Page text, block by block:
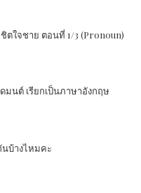
ตใจชาย ตอนที่ 1/3 (Pronoun)
มนต์ เรียกเป็นภาษาอังกฤษ
นบ้างไหมคะ